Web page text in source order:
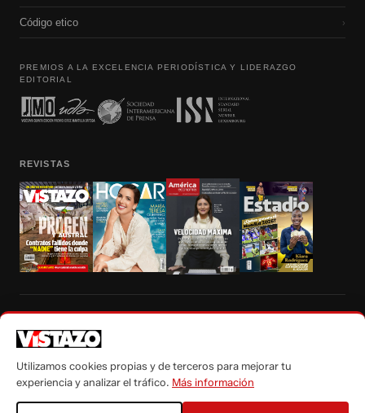
Código etico ›
PREMIOS A LA EXCELENCIA PERIODÍSTICA Y LIDERAZGO
EDITORIAL
REVISTAS
autorización escrita de su titular, de todos los contenidos de Vistazo.com.
Utilizamos cookies propias y de terceros para mejorar tu
experiencia y analizar el tráfico. Más información